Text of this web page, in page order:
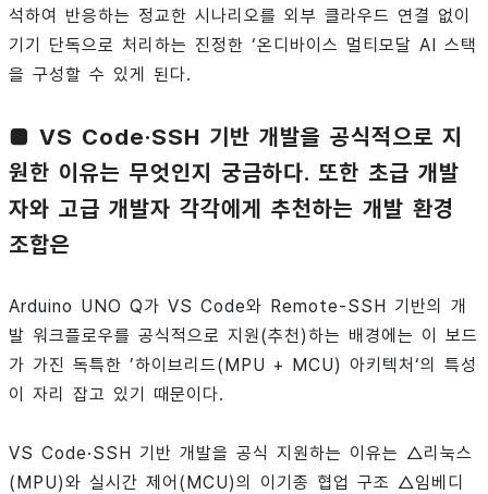
석하여 반응하는 정교한 시나리오를 외부 클라우드 연결 없이
기기 단독으로 처리하는 진정한 ‘온디바이스 멀티모달 AI 스택
을 구성할 수 있게 된다.
■ VS Code·SSH 기반 개발을 공식적으로 지
원한 이유는 무엇인지 궁금하다. 또한 초급 개발
자와 고급 개발자 각각에게 추천하는 개발 환경
조합은
Arduino UNO Q가 VS Code와 Remote-SSH 기반의 개
발 워크플로우를 공식적으로 지원(추천)하는 배경에는 이 보드
가 가진 독특한 ’하이브리드(MPU + MCU) 아키텍처‘의 특성
이 자리 잡고 있기 때문이다.
VS Code·SSH 기반 개발을 공식 지원하는 이유는 △리눅스
(MPU)와 실시간 제어(MCU)의 이기종 협업 구조 △임베디